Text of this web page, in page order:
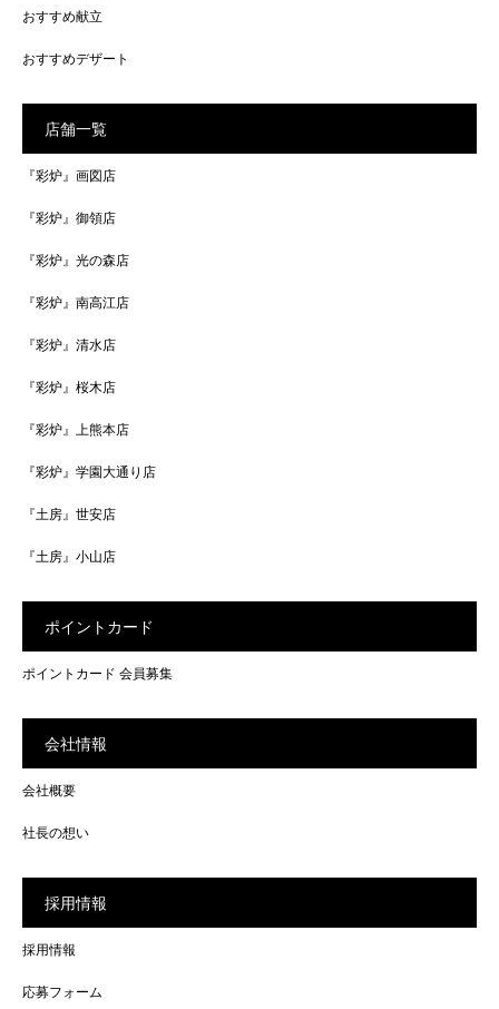
おすすめ献立
おすすめデザート
店舗一覧
『彩炉』画図店
『彩炉』御領店
『彩炉』光の森店
『彩炉』南高江店
『彩炉』清水店
『彩炉』桜木店
『彩炉』上熊本店
『彩炉』学園大通り店
『土房』世安店
『土房』小山店
ポイントカード
ポイントカード 会員募集
会社情報
会社概要
社長の想い
採用情報
採用情報
応募フォーム